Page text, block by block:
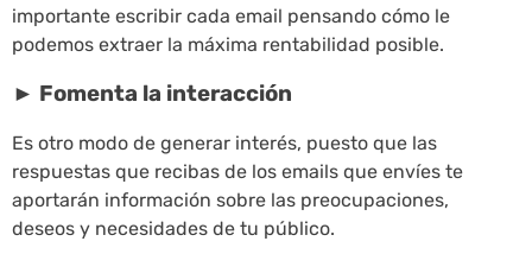
importante escribir cada email pensando cómo le
podemos extraer la máxima rentabilidad posible.
► Fomenta la interacción
Es otro modo de generar interés, puesto que las
respuestas que recibas de los emails que envíes te
aportarán información sobre las preocupaciones,
deseos y necesidades de tu público.